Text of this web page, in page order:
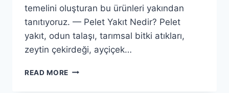
temelini oluşturan bu ürünleri yakından
tanıtıyoruz. — Pelet Yakıt Nedir? Pelet
yakıt, odun talaşı, tarımsal bitki atıkları,
zeytin çekirdeği, ayçiçek…
READ MORE PELET